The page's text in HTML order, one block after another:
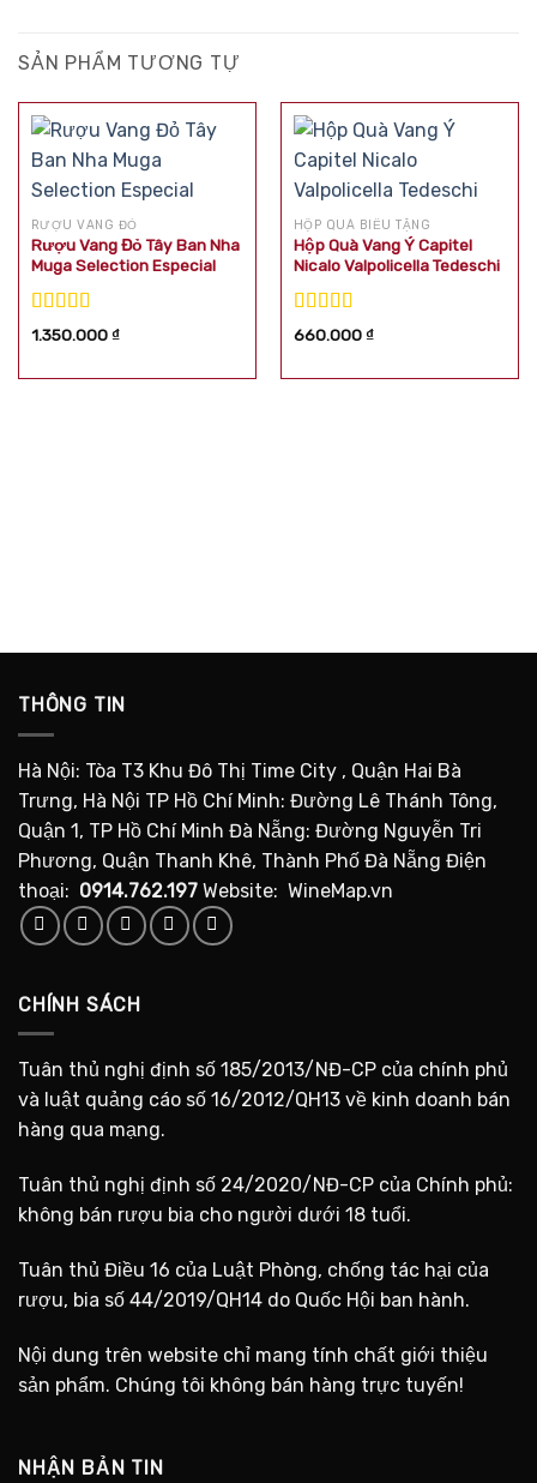
SẢN PHẨM TƯƠNG TỰ
RƯỢU VANG ĐỎ
Rượu Vang Đỏ Tây Ban Nha
Muga Selection Especial
Được xếp
1.350.000₫
HỘP QUÀ BIẾU TẶNG
Hộp Quà Vang Ý Capitel
Nicalo Valpolicella Tedeschi
Được xếp
660.000₫
THÔNG TIN
Hà Nội: Tòa T3 Khu Đô Thị Time City , Quận Hai Bà
Trưng, Hà Nội TP Hồ Chí Minh: Đường Lê Thánh Tông,
Quận 1, TP Hồ Chí Minh Đà Nẵng: Đường Nguyễn Tri
Phương, Quận Thanh Khê, Thành Phố Đà Nẵng Điện
thoại: 0914.762.197 Website: WineMap.vn
CHÍNH SÁCH
Tuân thủ nghị định số 185/2013/NĐ-CP của chính phủ
và luật quảng cáo số 16/2012/QH13 về kinh doanh bán
hàng qua mạng.
Tuân thủ nghị định số 24/2020/NĐ-CP của Chính phủ:
không bán rượu bia cho người dưới 18 tuổi.
Tuân thủ Điều 16 của Luật Phòng, chống tác hại của
rượu, bia số 44/2019/QH14 do Quốc Hội ban hành.
Nội dung trên website chỉ mang tính chất giới thiệu
sản phẩm. Chúng tôi không bán hàng trực tuyến!
NHẬN BẢN TIN